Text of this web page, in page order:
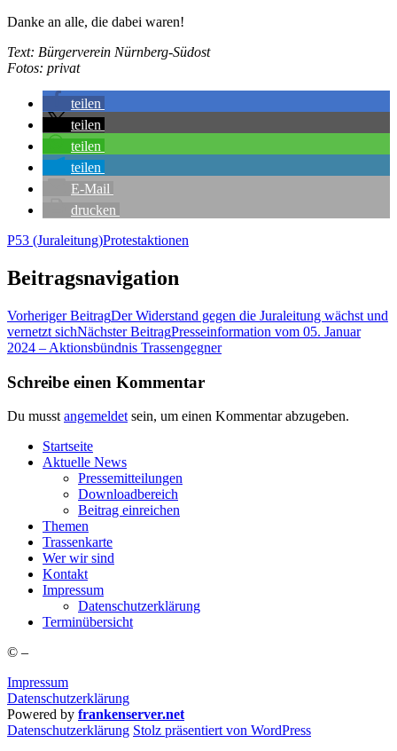
Dan­ke an alle, die dabei waren!
Text: Bür­ger­ver­ein Nürnberg-Südost
Fotos: pri­vat
tei­len
tei­len
tei­len
tei­len
E‑Mail
dru­cken
P53 (Juraleitung)Protestaktionen
Beitragsnavigation
Vorheriger BeitragDer Wider­stand gegen die Jura­lei­tung wächst und
ver­netzt sichNächster BeitragPres­se­infor­ma­ti­on vom 05. Janu­ar
2024 – Akti­ons­bünd­nis Trassengegner
Schreibe einen Kommentar
Du musst angemeldet sein, um einen Kommentar abzugeben.
Start­sei­te
Aktu­el­le News
Pres­se­mit­tei­lun­gen
Down­load­be­reich
Bei­trag einreichen
The­men
Tras­sen­kar­te
Wer wir sind
Kon­takt
Impres­sum
Daten­schutz­er­klä­rung
Ter­min­über­sicht
© –
Impressum
Datenschutzerklärung
Powered by frankenserver.net
Daten­schutz­er­klä­rung Stolz präsentiert von WordPress